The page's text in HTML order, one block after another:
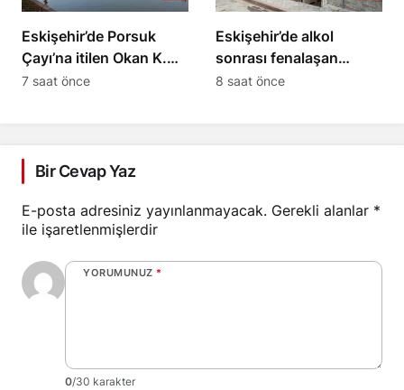
Eskişehir’de Porsuk
Çayı’na itilen Okan K.
‘Sizin için yapıyorum’
7 saat önce
Eskişehir’de alkol
sonrası fenalaşan
Niyazi Akkurt hayatını
8 saat önce
Bir Cevap Yaz
E-posta adresiniz yayınlanmayacak. Gerekli alanlar *
ile işaretlenmişlerdir
YORUMUNUZ *
0/30 karakter